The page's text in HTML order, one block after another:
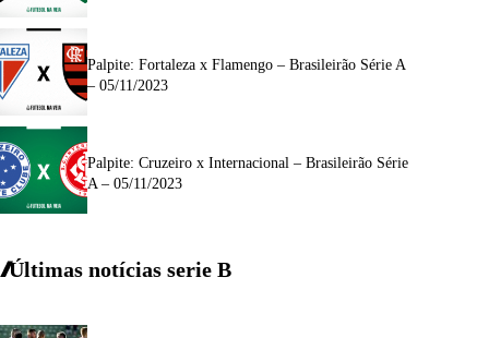
Palpite: Fortaleza x Flamengo – Brasileirão Série A
– 05/11/2023
Palpite: Cruzeiro x Internacional – Brasileirão Série
A – 05/11/2023
Últimas notícias serie B